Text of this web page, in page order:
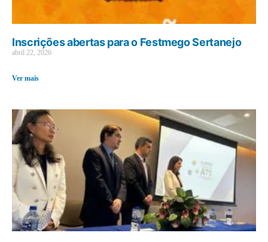
Inscrições abertas para o Festmego Sertanejo
abril 22, 2026
Ver mais